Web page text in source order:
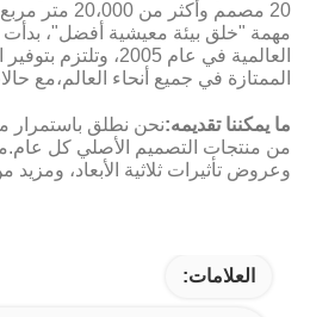
20 مصمم وأكثر من
مهمة "خلق بيئة معيشية أفضل"،
العالمية في عام 2005،
الممتازة في جميع أنحاء العالم،مع حالات
ما يمكننا تقديمه:
من منتجات التصميم الأصلي كل
وعروض تأثيرات ثلاثية الأبعاد،
العلامات: